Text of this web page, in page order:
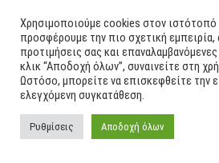
Χρησιμοποιούμε cookies στον ιστότοπό
προσφέρουμε την πιο σχετική εμπειρία,
προτιμήσεις σας και
κλικ “Αποδοχή όλων”, συναινείτε στη
Ωστόσο, μπορείτε να επισκεφθείτε την
ελεγχόμενη συγκατάθεση.
Ρυθμίσεις Αποδοχή όλων